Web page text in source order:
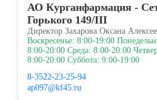
АО Курганфармация -
Горького 149/III
Директор Захарова Оксана
Воскресенье: 8:00-19:00
8:00-20:00 Среда: 8:00-20:00
8:00-20:00 Суббота: 9:00-19:00
8-3522-23-25-94
ap097@kf45.ru